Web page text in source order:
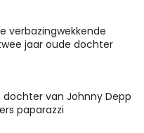
verbazingwekkende
jaar oude dochter
dochter van Johnny Depp
paparazzi